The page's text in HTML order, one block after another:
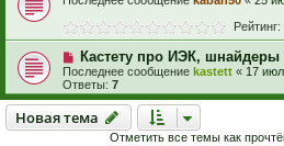
Рейтинг:
Кастету про ИЭК,
Последнее сообщение kastett « 17
Ответы: 7
Новая тема
Новаятема
Отметить все темы как